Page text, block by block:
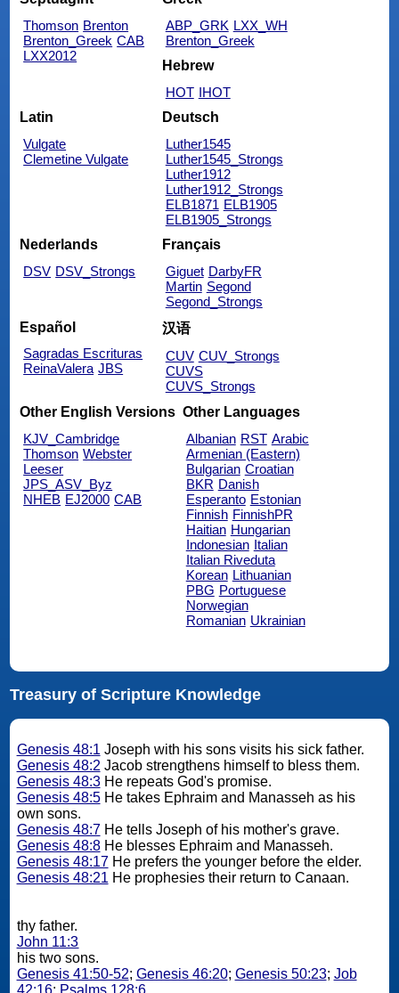
Thomson Brenton
Brenton_Greek CAB
LXX2012
ABP_GRK LXX_WH
Brenton_Greek
Hebrew
HOT IHOT
Latin
Vulgate
Clemetine Vulgate
Deutsch
Luther1545
Luther1545_Strongs
Luther1912
Luther1912_Strongs
ELB1871 ELB1905
ELB1905_Strongs
Nederlands
DSV DSV_Strongs
Français
Giguet DarbyFR
Martin Segond
Segond_Strongs
Español
Sagradas Escrituras
ReinaValera JBS
汉语
CUV CUV_Strongs
CUVS
CUVS_Strongs
Other English Versions
KJV_Cambridge
Thomson Webster
Leeser
JPS_ASV_Byz
NHEB EJ2000 CAB
Other Languages
Albanian RST Arabic
Armenian (Eastern)
Bulgarian Croatian
BKR Danish
Esperanto Estonian
Finnish FinnishPR
Haitian Hungarian
Indonesian Italian
Italian Riveduta
Korean Lithuanian
PBG Portuguese
Norwegian
Romanian Ukrainian
Treasury of Scripture Knowledge
Genesis 48:1 Joseph with his sons visits his sick father.
Genesis 48:2 Jacob strengthens himself to bless them.
Genesis 48:3He repeats God's promise.
Genesis 48:5He takes Ephraim and Manasseh as his
own sons.
Genesis 48:7He tells Joseph of his mother's grave.
Genesis 48:8He blesses Ephraim and Manasseh.
Genesis 48:17He prefers the younger before the elder.
Genesis 48:21 He prophesies their return to Canaan.
thy father.
John 11:3
his two sons.
Genesis 41:50-52; Genesis 46:20; Genesis 50:23; Job